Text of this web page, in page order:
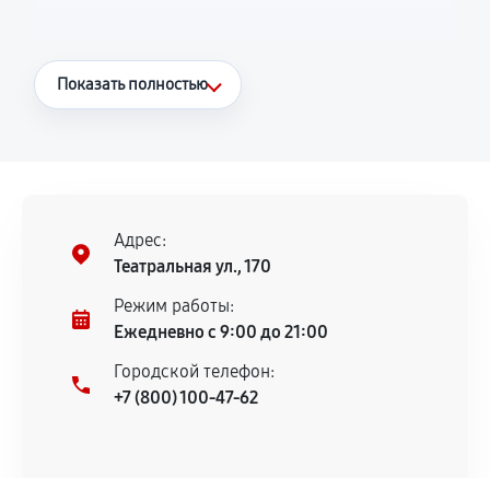
Что считается гарантийным случаем
нормальной эксплуатации в течение
гарантийного срока.
Несоответствие комплектующей заявленным
техническим характеристикам.
Документы для подтверждения
Показать полностью
Адрес:
Театральная ул., 170
Режим работы:
Ежедневно с 9:00 до 21:00
Городской телефон:
+7 (800) 100-47-62